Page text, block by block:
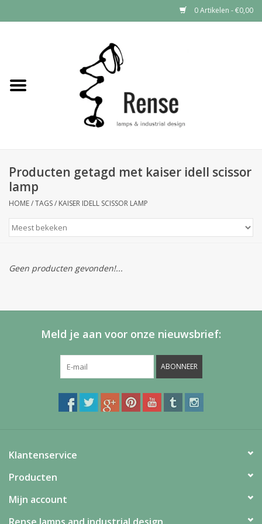
0 Artikelen - €0,00
Industrial lamps
Producten getagd met kaiser idell scissor
lamp
HOME/TAGS/ KAISER IDELL SCISSOR LAMP
Geen producten gevonden!...
Meld je aan voor onze nieuwsbrief:
ABONNEER
Klantenservice
Producten
Mijn account